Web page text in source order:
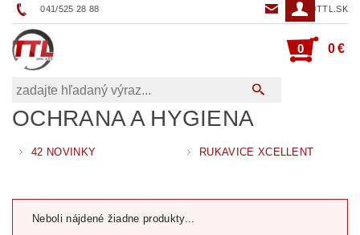
041/525 28 88 TTL@TTL.SK
0 0 €
OCHRANA A HYGIENA
42 NOVINKY RUKAVICE XCELLENT
Neboli nájdené žiadne produkty...